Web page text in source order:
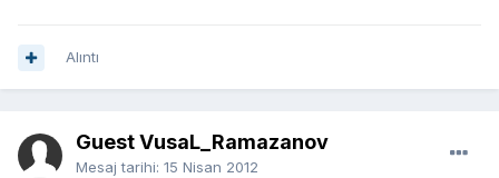
Alıntı
Guest VusaL_Ramazanov
Mesaj tarihi: 15 Nisan 2012